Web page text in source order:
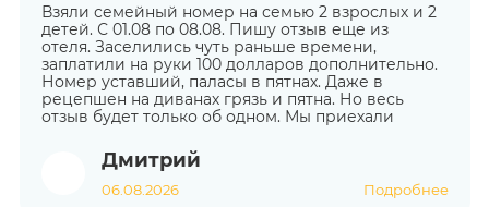
Взяли семейный номер на семью 2 взрослых и 2
детей. С 01.08 по 08.08. Пишу отзыв еще из
отеля. Заселились чуть раньше времени,
заплатили на руки 100 долларов дополнительно.
Номер уставший, паласы в пятнах. Даже в
рецепшен на диванах грязь и пятна. Но весь
отзыв будет только об одном. Мы приехали
Дмитрий
06.08.2026 Подробнее